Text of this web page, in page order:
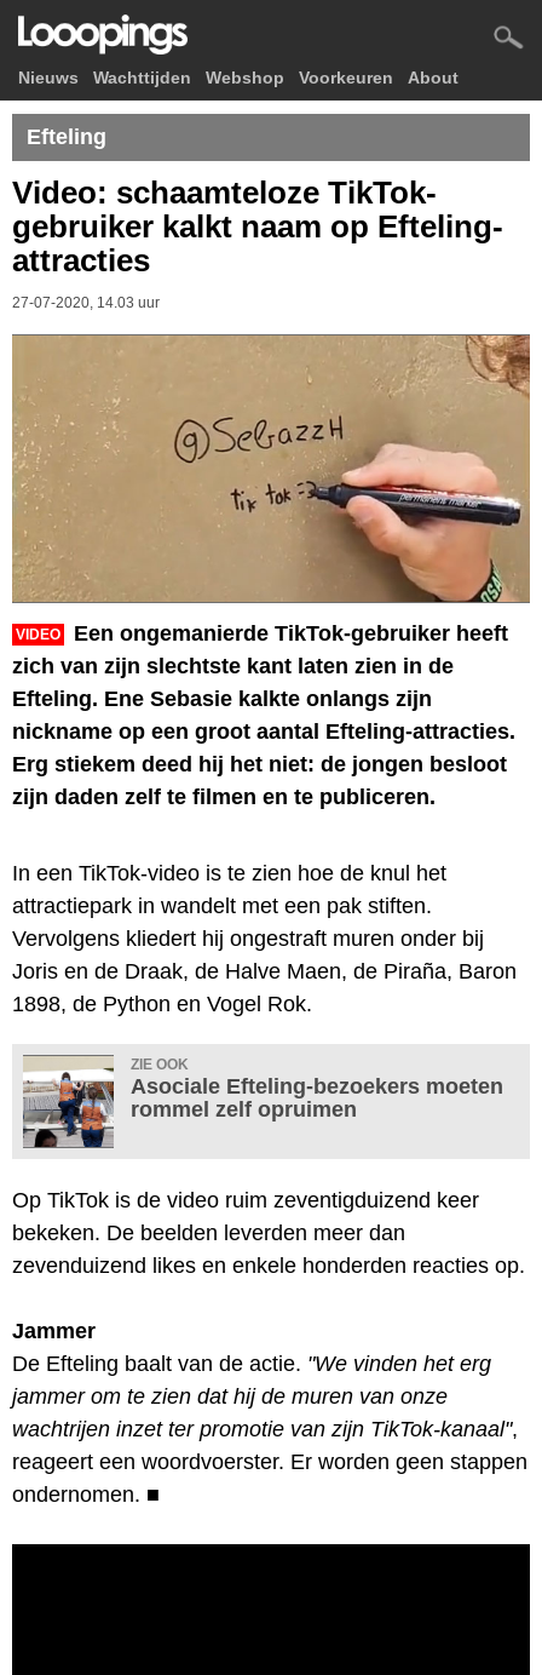
Nieuws Wachttijden Webshop Voorkeuren About
Efteling
Video: schaamteloze TikTok-
gebruiker kalkt naam op Efteling-
attracties
27-07-2020, 14.03 uur
VIDEO
Een ongemanierde TikTok-gebruiker heeft
zich van zijn slechtste kant laten zien in de
Efteling. Ene Sebasie kalkte onlangs zijn
nickname op een groot aantal Efteling-attracties.
Erg stiekem deed hij het niet: de jongen besloot
zijn daden zelf te filmen en te publiceren.
In een TikTok-video is te zien hoe de knul het
attractiepark in wandelt met een pak stiften.
Vervolgens kliedert hij ongestraft muren onder bij
Joris en de Draak, de Halve Maen, de Piraña, Baron
1898, de Python en Vogel Rok.
ZIE OOK
Asociale Efteling-bezoekers moeten
rommel zelf opruimen
Op TikTok is de video ruim zeventigduizend keer
bekeken. De beelden leverden meer dan
zevenduizend likes en enkele honderden reacties op.
Jammer
De Efteling baalt van de actie. "We vinden het erg
jammer om te zien dat hij de muren van onze
wachtrijen inzet ter promotie van zijn TikTok-kanaal",
reageert een woordvoerster. Er worden geen stappen
ondernomen. ■